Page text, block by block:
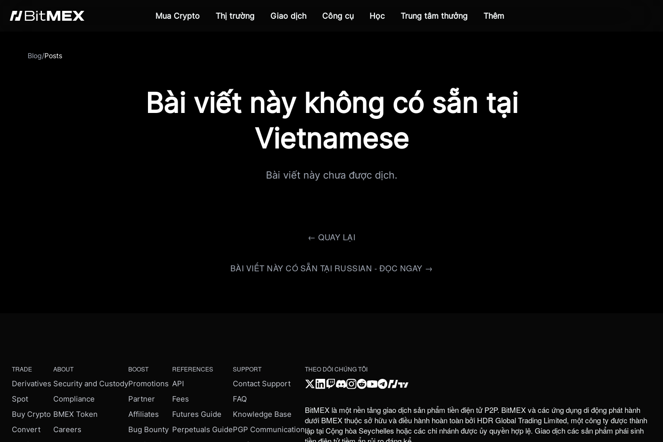
Mua Crypto Thị trường Giao dịch Công cụ Học Trung tâm thưởng Thêm
Blog/Posts
Bài viết này không có sẵn tại
Vietnamese
Bài viết này chưa được dịch.
← QUAY LẠI
BÀI VIẾT NÀY CÓ SẴN TẠI RUSSIAN - ĐỌC NGAY →
TRADE
Derivatives
Spot
Buy Crypto
Convert
ABOUT
Security and Custody
Compliance
BMEX Token
Careers
BOOST
Promotions
Partner
Affiliates
Bug Bounty
REFERENCES
API
Fees
Futures Guide
Perpetuals Guide
SUPPORT
Contact Support
FAQ
Knowledge Base
PGP Communication
THEO DÕI CHÚNG TÔI
BitMEX là một nền tảng giao dịch sản phẩm tiền điện tử P2P. BitMEX và các ứng dụng di động phát hành
dưới BMEX thuộc sở hữu và điều hành hoàn toàn bởi HDR Global Trading Limited, một công ty được thành
lập tại Cộng hòa Seychelles hoặc các chi nhánh được ủy quyền hợp lệ. Giao dịch các sản phẩm phái sinh